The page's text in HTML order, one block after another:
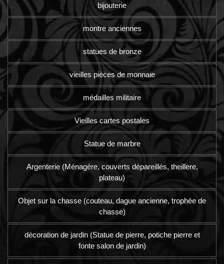
bijouterie
montre anciennes
statues de bronze
vieilles pièces de monnaie
médailles militaire
Vieilles cartes postales
Statue de marbre
Argenterie (Ménagère, couverts dépareillés, theillere,
plateau)
Objet sur la chasse (couteau, dague ancienne, trophée de
chasse)
décoration de jardin (Statue de pierre, potiche pierre et
fonte salon de jardin)